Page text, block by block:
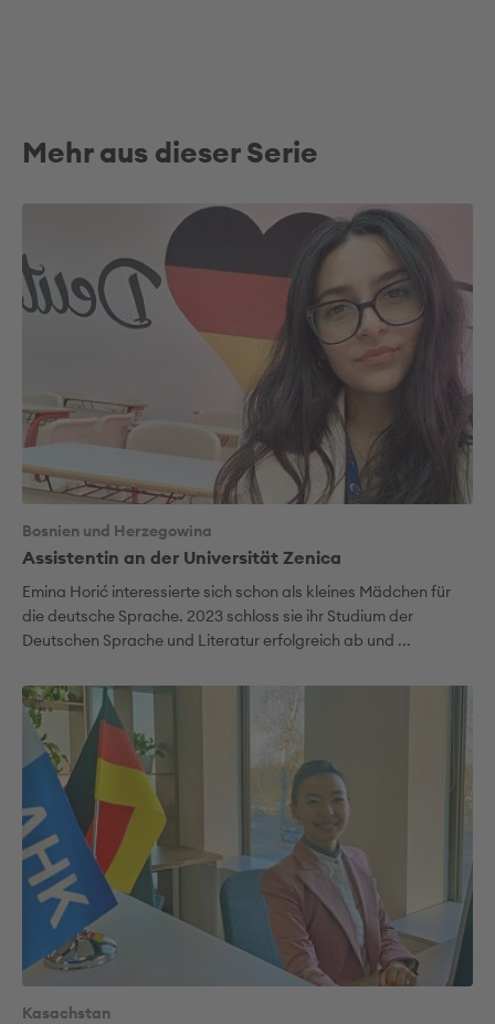
Mehr aus dieser Serie
Bosnien und Herzegowina
Assistentin an der Universität Zenica
Emina Horić interessierte sich schon als kleines Mädchen für
die deutsche Sprache. 2023 schloss sie ihr Studium der
Deutschen Sprache und Literatur erfolgreich ab und ...
Kasachstan